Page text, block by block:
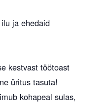
ja ehedaid
kestvast töötoast
üritus tasuta!
kohapeal sulas,